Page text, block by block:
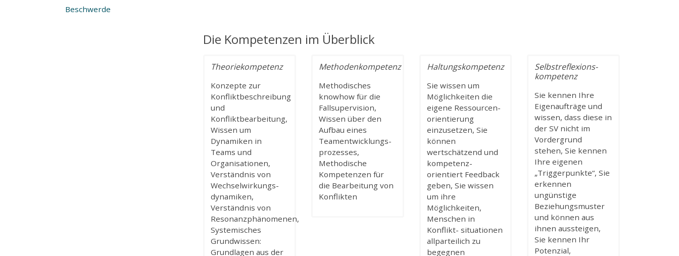
Die Kompetenzen im Überblick
Theoriekompetenz
Konzepte zur
Konfliktbeschreibung
und
Konfliktbearbeitung,
Wissen um
Dynamiken in
Teams und
Organisationen,
Verständnis von
Wechselwirkungs-
dynamiken,
Verständnis von
Resonanzphänomenen,
Systemisches
Grundwissen:
Grundlagen aus der
Methodenkompetenz
Methodisches
knowhow für die
Fallsupervision,
Wissen über den
Aufbau eines
Teamentwicklungs-
prozesses,
Methodische
Kompetenzen für
die Bearbeitung von
Konflikten
Haltungskompetenz
Sie wissen um
Möglichkeiten die
eigene Ressourcen-
orientierung
einzusetzen, Sie
können
wertschätzend und
kompetenz-
orientiert Feedback
geben, Sie wissen
um ihre
Möglichkeiten,
Menschen in
Konflikt- situationen
allparteilich zu
begegnen
Selbstreflexions-
kompetenz
Sie kennen Ihre
Eigenaufträge und
wissen, dass diese in
der SV nicht im
Vordergrund
stehen, Sie kennen
Ihre eigenen
„Triggerpunkte“, Sie
erkennen
ungünstige
Beziehungsmuster
und können aus
ihnen aussteigen,
Sie kennen Ihr
Potenzial,
Beschwerde